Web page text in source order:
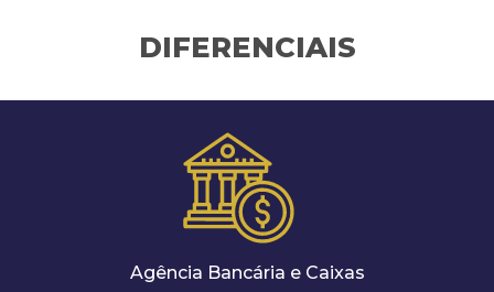
DIFERENCIAIS
Agência Bancária e Caixas